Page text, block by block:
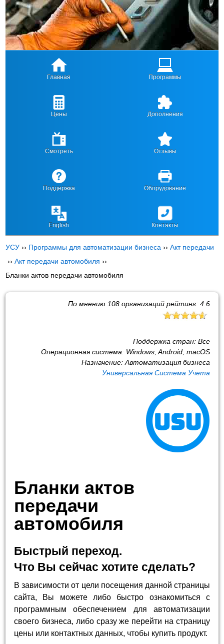
Главная Программы
Цены Дополнения
Смотреть Отзывы
Поддержка Оборудование
English Контакты
УСУ ›› Программы для автоматизации бизнеса ››Акт передачи
››Акт передачи автомобиля ››
Бланки актов передачи автомобиля
По мнению 108организаций рейтинг: 4.6
Поддержка стран: Все
Операционная система: Windows, Android, macOS
Назначение: Автоматизация бизнеса
Универсальная Система Учета
Бланки актов
передачи
автомобиля
Быстрый переход.
Что Вы сейчас хотите сделать?
В зависимости от цели посещения данной страницы
сайта, Вы можете либо быстро ознакомиться с
программным обеспечением для автоматизации
своего бизнеса, либо сразу же перейти на страницу
цены или контактных данных, чтобы купить продукт.